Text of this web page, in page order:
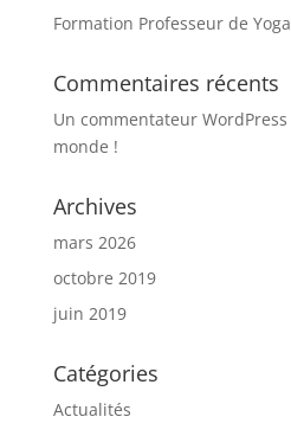
Formation Professeur de Yoga
Commentaires récents
Un commentateur WordPress
monde !
Archives
mars 2026
octobre 2019
juin 2019
Catégories
Actualités